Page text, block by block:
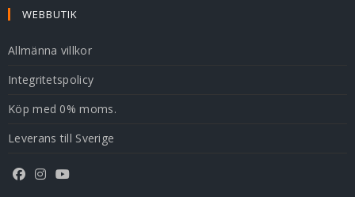
WEBBUTIK
Allmänna villkor
Integritetspolicy
Köp med 0% moms.
Leverans till Sverige